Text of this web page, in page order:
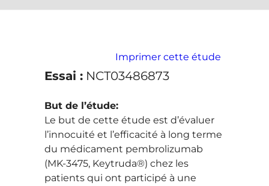
Imprimer cette étude
Essai : NCT03486873
But de l’étude:
Le but de cette étude est d’évaluer
l’innocuité et l’efficacité à long terme
du médicament pembrolizumab
(MK-3475, Keytruda®) chez les
patients qui ont participé à une